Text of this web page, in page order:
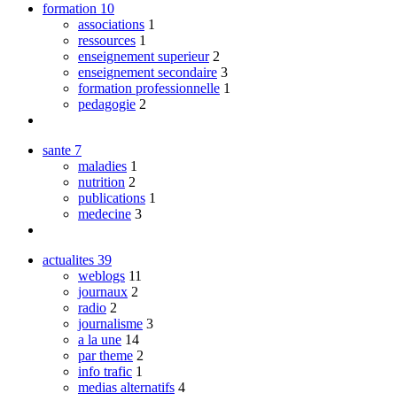
formation 10
associations 1
ressources 1
enseignement superieur 2
enseignement secondaire 3
formation professionnelle 1
pedagogie 2
sante 7
maladies 1
nutrition 2
publications 1
medecine 3
actualites 39
weblogs 11
journaux 2
radio 2
journalisme 3
a la une 14
par theme 2
info trafic 1
medias alternatifs 4